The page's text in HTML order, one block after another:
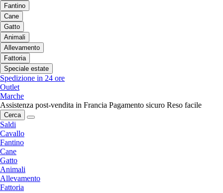
Fantino
Cane
Gatto
Animali
Allevamento
Fattoria
Speciale estate
Spedizione in 24 ore
Outlet
Marche
Assistenza post-vendita in Francia Pagamento sicuro Reso facile
Cerca
Saldi
Cavallo
Fantino
Cane
Gatto
Animali
Allevamento
Fattoria